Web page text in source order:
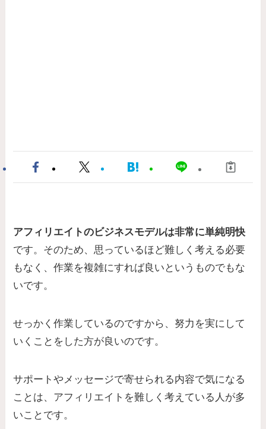
アフィリエイトのビジネスモデルは非常に単純明快
です。そのため、思っているほど難しく考える必要
もなく、作業を複雑にすれば良いというものでもな
いです。
せっかく作業しているのですから、努力を実にして
いくことをした方が良いのです。
サポートやメッセージで寄せられる内容で気になる
ことは、アフィリエイトを難しく考えている人が多
いことです。